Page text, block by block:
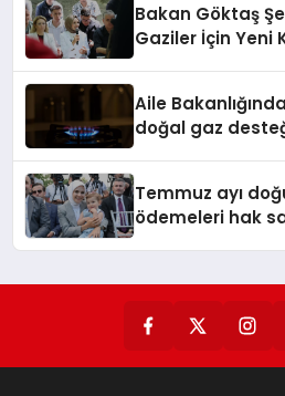
Bakan Göktaş
Gaziler İçin Yeni
Aile
doğal gaz
Temmuz ayı
ödemeleri hak